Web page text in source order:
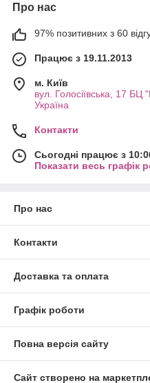
Про нас
97% позитивних з 60
Працює з 19.11.2013
м. Київ
вул. Голосіївська, 17
Україна
Контакти
Сьогодні працює з
Показати весь графік
Про нас
Контакти
Доставка та оплата
Графік роботи
Повна версія сайту
Сайт створено на